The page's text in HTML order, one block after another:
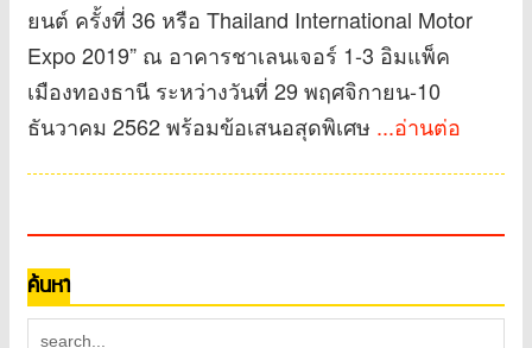
ยนต์ ครั้งที่ 36 หรือ Thailand International Motor
Expo 2019” ณ อาคารชาเลนเจอร์ 1-3 อิมแพ็ค
เมืองทองธานี ระหว่างวันที่ 29 พฤศจิกายน-10
ธันวาคม 2562 พร้อมข้อเสนอสุดพิเศษ ...อ่านต่อ
ค้นหา